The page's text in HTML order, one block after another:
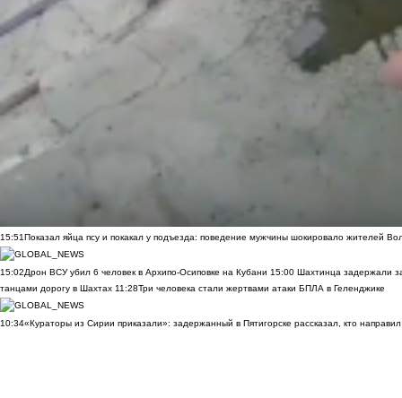
15:51Показал яйца псу и покакал у подъезда: поведение мужчины шокировало жителей
15:02Дрон ВСУ убил 6 человек в Архипо-Осиповке на Кубани 15:00 Шахтинца задержали
танцами дорогу в Шахтах 11:28Три человека стали жертвами атаки БПЛА в Геленджике
10:34«Кураторы из Сирии приказали»: задержанный в Пятигорске рассказал, кто направил